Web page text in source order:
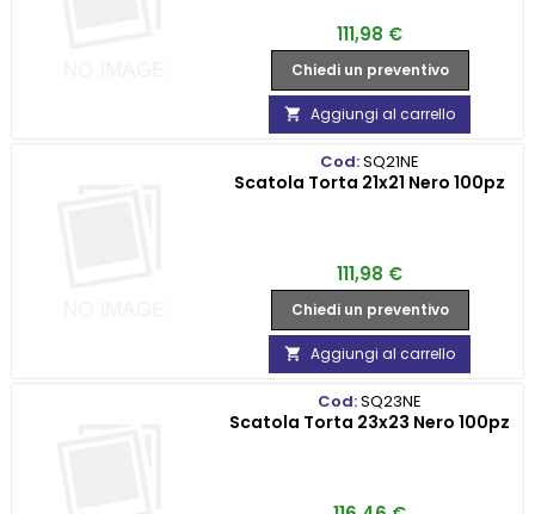
Prezzo
111,98 €
Chiedi un preventivo
 Aggiungi al carrello
Cod:SQ21NE
Scatola Torta 21x21 Nero 100pz
Prezzo
111,98 €
Chiedi un preventivo
 Aggiungi al carrello
Cod:SQ23NE
Scatola Torta 23x23 Nero 100pz